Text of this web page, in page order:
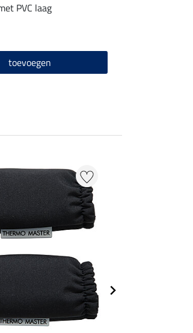
PVC laag
toevoegen